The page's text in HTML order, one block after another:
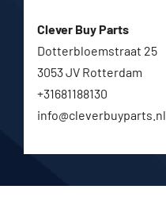
Clever Buy Parts
Dotterbloemstraat 25
3053 JV Rotterdam
+31681188130
info@cleverbuyparts.nl